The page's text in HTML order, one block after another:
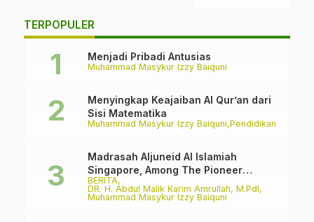
TERPOPULER
Muhammad Masykur Izzy Baiquni
Menjadi Pribadi Antusias
Muhammad Masykur Izzy Baiquni Pendidikan
Menyingkap Keajaiban Al Qur’an dari
Sisi Matematika
BERITA
DR. H. Abdul Malik Karim Amrullah, M.PdI
Muhammad Masykur Izzy Baiquni
Madrasah Aljuneid Al Islamiah
Singapore, Among The Pioneer
Madrasah